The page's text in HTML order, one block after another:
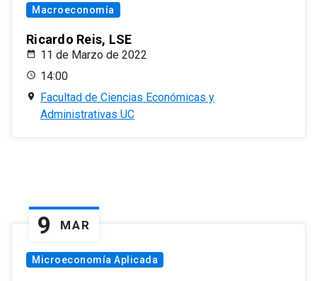
Macroeconomía
Ricardo Reis, LSE
11 de Marzo de 2022
14:00
Facultad de Ciencias Económicas y
Administrativas UC
9 MAR
Microeconomía Aplicada